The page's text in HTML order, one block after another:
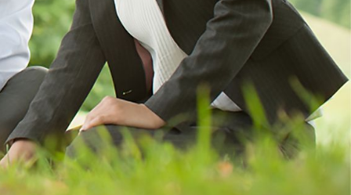
LOGIN